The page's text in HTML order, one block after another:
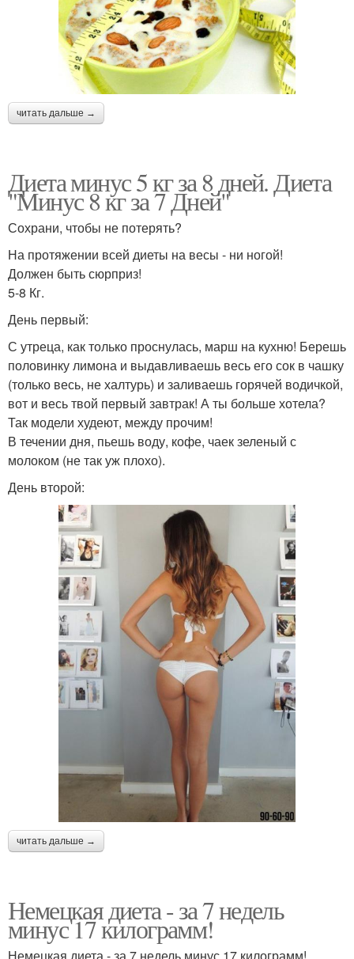
читать дальше →
Диета минус 5 кг за 8 дней. Диета
"Минус 8 кг за 7 Дней"
Сохрани, чтобы не потерять?
На протяжении всей диеты на весы - ни ногой!
Должен быть сюрприз!
5-8 Кг.
День первый:
С утреца, как только проснулась, марш на кухню! Берешь
половинку лимона и выдавливаешь весь его сок в чашку
(только весь, не халтурь) и заливаешь горячей водичкой,
вот и весь твой первый завтрак! А ты больше хотела?
Так модели худеют, между прочим!
В течении дня, пьешь воду, кофе, чаек зеленый с
молоком (не так уж плохо).
День второй:
читать дальше →
Немецкая диета - за 7 недель
минус 17 килограмм!
Немецкая диета - за 7 недель минус 17 килограмм!